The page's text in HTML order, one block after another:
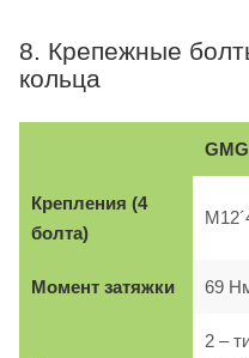
8. Крепежные
кольца
Крепления (4
болта)
Момент затяжки 69
2 –